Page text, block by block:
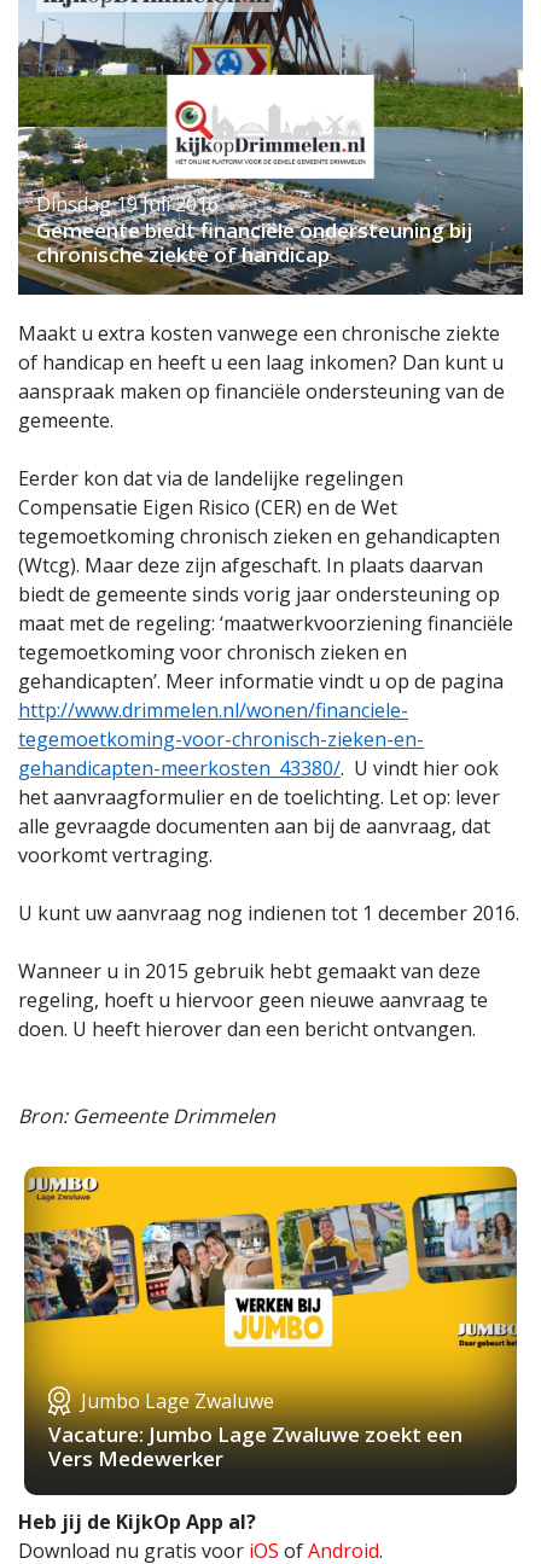
Dinsdag 19 Juli 2016
Gemeente biedt financiële ondersteuning bij
chronische ziekte of handicap
Maakt u extra kosten vanwege een chronische ziekte
of handicap en heeft u een laag inkomen? Dan kunt u
aanspraak maken op financiële ondersteuning van de
gemeente.
Eerder kon dat via de landelijke regelingen
Compensatie Eigen Risico (CER) en de Wet
tegemoetkoming chronisch zieken en gehandicapten
(Wtcg). Maar deze zijn afgeschaft. In plaats daarvan
biedt de gemeente sinds vorig jaar ondersteuning op
maat met de regeling: ‘maatwerkvoorziening financiële
tegemoetkoming voor chronisch zieken en
gehandicapten’. Meer informatie vindt u op de pagina
http://www.drimmelen.nl/wonen/financiele-
tegemoetkoming-voor-chronisch-zieken-en-
gehandicapten-meerkosten_43380/. U vindt hier ook
het aanvraagformulier en de toelichting. Let op: lever
alle gevraagde documenten aan bij de aanvraag, dat
voorkomt vertraging.
U kunt uw aanvraag nog indienen tot 1 december 2016.
Wanneer u in 2015 gebruik hebt gemaakt van deze
regeling, hoeft u hiervoor geen nieuwe aanvraag te
doen. U heeft hierover dan een bericht ontvangen.
Bron: Gemeente Drimmelen
Jumbo Lage Zwaluwe
Vacature: Jumbo Lage Zwaluwe zoekt een
Vers Medewerker
Heb jij de KijkOp App al?
Download nu gratis voor iOS ofAndroid.